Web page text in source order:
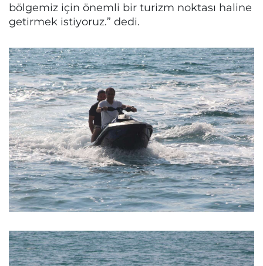
bölgemiz için önemli bir turizm noktası haline
getirmek istiyoruz.” dedi.